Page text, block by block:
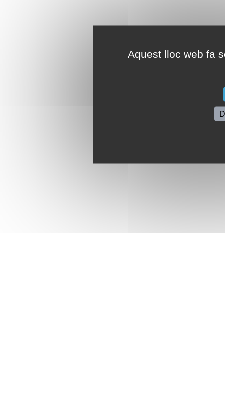
Aquest lloc web fa